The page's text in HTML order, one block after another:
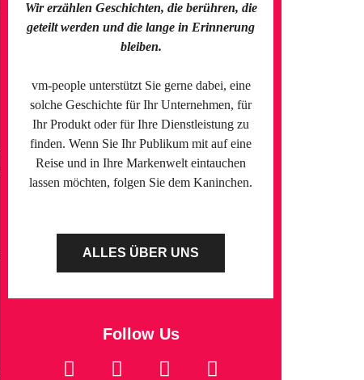
Wir erzählen Geschichten, die berühren, die
geteilt werden und die lange in Erinnerung
bleiben.
vm-people unterstützt Sie gerne dabei, eine
solche Geschichte für Ihr Unternehmen, für
Ihr Produkt oder für Ihre Dienstleistung zu
finden. Wenn Sie Ihr Publikum mit auf eine
Reise und in Ihre Markenwelt eintauchen
lassen möchten, folgen Sie dem Kaninchen.
ALLES ÜBER UNS
Follow Us